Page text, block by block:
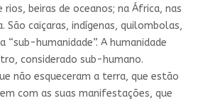
beiras de oceanos; na África, nas
São caiçaras, indígenas, quilombolas,
“sub-humanidade”. A humanidade
considerado sub-humano.
não esqueceram a terra, que estão
com as suas manifestações, que